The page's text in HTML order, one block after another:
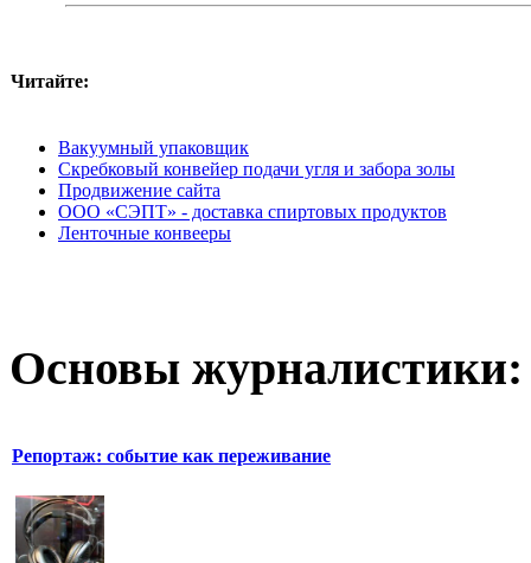
Читайте:
Вакуумный упаковщик
Скребковый конвейер подачи угля и забора золы
Продвижение сайта
ООО «СЭПТ» - доставка спиртовых продуктов
Ленточные конвееры
Основы журналистики:
Репортаж: событие как переживание